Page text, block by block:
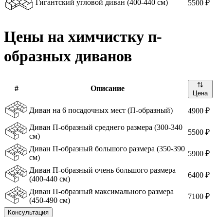
Гигантский угловой диван (400-440 см) 5500 ₽
Цены на химчистку п-
образных диванов
# Описание
Цена
Диван на 6 посадочных мест (П-образный)
4900 ₽
Диван П-образный среднего размера (300-340
см)
5500 ₽
Диван П-образный большого размера (350-390
см)
5900 ₽
Диван П-образный очень большого размера
(400-440 см)
6400 ₽
Диван П-образный максимального размера
(450-490 см)
7100 ₽
Консультация